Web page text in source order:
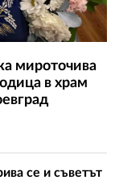
мироточива
в храм
се и съветът